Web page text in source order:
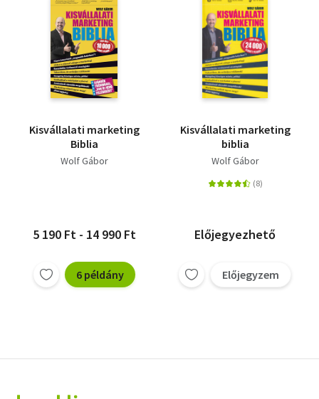
Kisvállalati marketing
Biblia
Wolf Gábor
5 190 Ft - 14 990 Ft
6 példány
Kisvállalati marketing
biblia
Wolf Gábor
Előjegyezhető
Előjegyzem